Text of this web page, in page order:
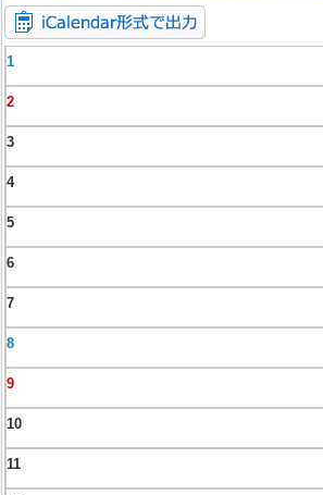
1
2
3
4
5
6
7
8
9
10
11